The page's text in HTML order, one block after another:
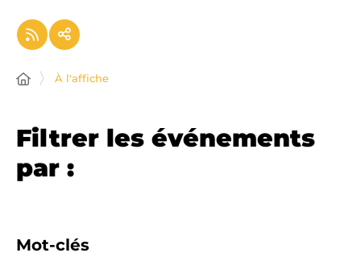
À l'affiche
Filtrer les événements
par :
Mot-clés